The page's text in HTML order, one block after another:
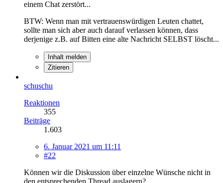
einem Chat zerstört...
BTW: Wenn man mit vertrauenswürdigen Leuten chattet,
sollte man sich aber auch darauf verlassen können, dass
derjenige z.B. auf Bitten eine alte Nachricht SELBST löscht...
Inhalt melden
Zitieren
schuschu
Reaktionen
355
Beiträge
1.603
6. Januar 2021 um 11:11
#22
Können wir die Diskussion über einzelne Wünsche nicht in
den entsprechenden Thread auslagern?